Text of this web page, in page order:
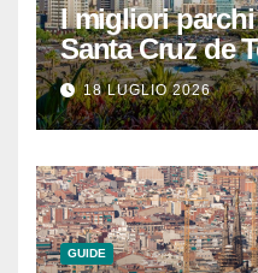
I migliori
Santa Cruz de
rilassarsi
18 LUGLIO 2026
GUIDE